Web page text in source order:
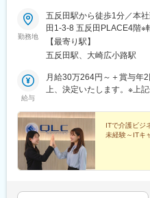
勤務地
五反田駅から徒歩1分／本
田1-3-8 五反田PLACE4階※
セス】◆JR山手線、東急
徒歩1分◆東急池上線「大
駅」より徒歩11分
【最寄り駅】
五反田駅、大崎広小路駅
給与
月給30万264円～＋賞与年
上、決定いたします。※上
す。※試用期間6ヶ月（期間
ITで介護ビジ
未経験～ITキ